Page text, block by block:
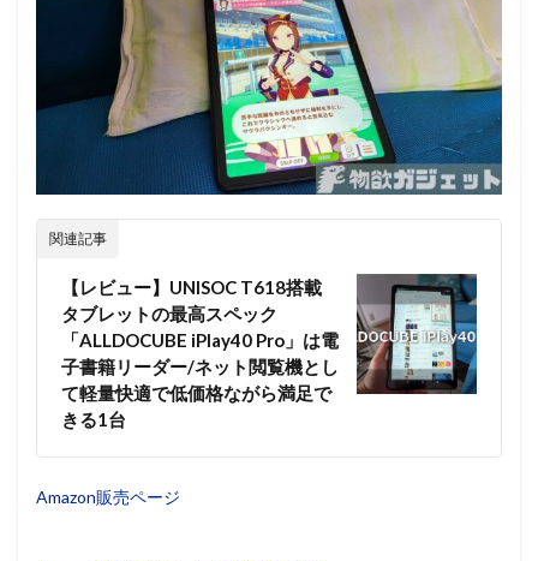
関連記事
【レビュー】UNISOC T618搭載
タブレットの最高スペック
「ALLDOCUBE iPlay40 Pro」は電
子書籍リーダー/ネット閲覧機とし
て軽量快適で低価格ながら満足で
きる1台
Amazon販売ページ